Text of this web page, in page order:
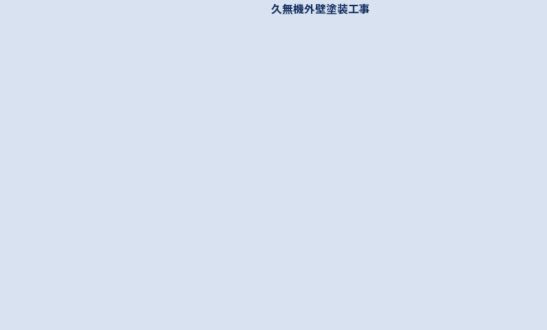
久無機外壁塗装工事